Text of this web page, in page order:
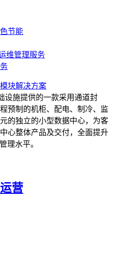
节能
维管理服务
块解决方案
设施提供的一款采用通道封
预制的机柜、配电、制冷、监
的独立的小型数据中心，为客
心整体产品及交付，全面提升
理水平。
营